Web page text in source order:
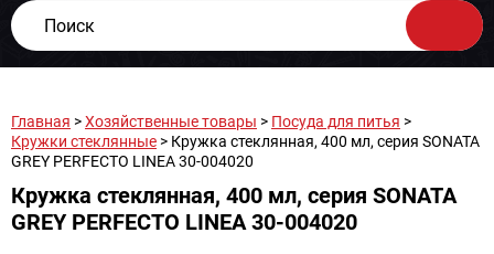
Главная >Хозяйственные товары > Посуда для питья >
Кружки стеклянные > Кружка стеклянная, 400 мл, серия SONATA
GREY PERFECTO LINEA 30-004020
Кружка стеклянная, 400 мл, серия SONATA
GREY PERFECTO LINEA 30-004020